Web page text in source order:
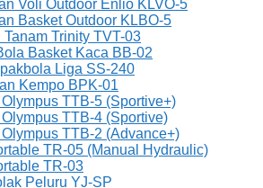
Voli Outdoor Enlio KLVO-5
Basket Outdoor KLBO-5
Trinity TVT-03
Basket Kaca BB-02
Liga SS-240
Kempo BPK-01
TTB-5 (Sportive+)
TTB-4 (Sportive)
TTB-2 (Advance+)
TR-05 (Manual Hydraulic)
TR-03
Peluru YJ-SP